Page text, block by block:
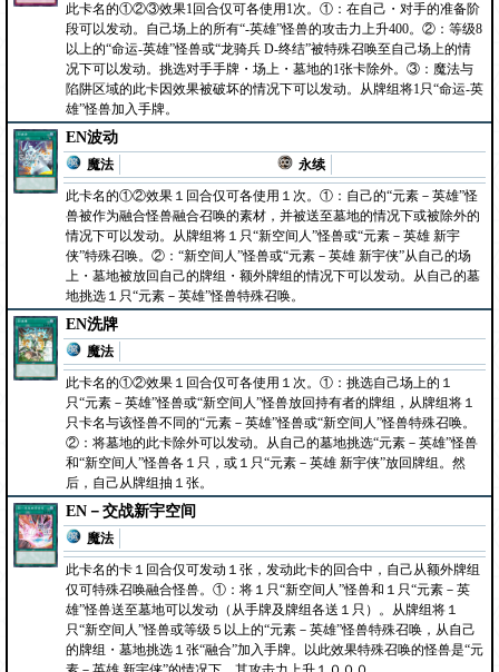
此卡名的①②③效果1回合仅可各使用1次。①：在自己・对手的准备阶
段可以发动。自己场上的所有“-英雄”怪兽的攻击力上升400。②：等级8
以上的“命运-英雄”怪兽或“龙骑兵 D-终结”被特殊召唤至自己场上的情
况下可以发动。挑选对手手牌・场上・墓地的1张卡除外。③：魔法与
陷阱区域的此卡因效果被破坏的情况下可以发动。从牌组将1只“命运-英
雄”怪兽加入手牌。
EN波动
魔法
永续
此卡名的①②效果１回合仅可各使用１次。①：自己的“元素－英雄”怪
兽被作为融合怪兽融合召唤的素材，并被送至墓地的情况下或被除外的
情况下可以发动。从牌组将１只“新空间人”怪兽或“元素－英雄 新宇
侠”特殊召唤。②：“新空间人”怪兽或“元素－英雄 新宇侠”从自己的场
上・墓地被放回自己的牌组・额外牌组的情况下可以发动。从自己的墓
地挑选１只“元素－英雄”怪兽特殊召唤。
EN洗牌
魔法
此卡名的①②效果１回合仅可各使用１次。①：挑选自己场上的１
只“元素－英雄”怪兽或“新空间人”怪兽放回持有者的牌组，从牌组将１
只卡名与该怪兽不同的“元素－英雄”怪兽或“新空间人”怪兽特殊召唤。
②：将墓地的此卡除外可以发动。从自己的墓地挑选“元素－英雄”怪兽
和“新空间人”怪兽各１只，或１只“元素－英雄 新宇侠”放回牌组。然
后，自己从牌组抽１张。
EN－交战新宇空间
魔法
此卡名的卡１回合仅可发动１张，发动此卡的回合中，自己从额外牌组
仅可特殊召唤融合怪兽。①：将１只“新空间人”怪兽和１只“元素－英
雄”怪兽送至墓地可以发动（从手牌及牌组各送１只）。从牌组将１
只“新空间人”怪兽或等级５以上的“元素－英雄”怪兽特殊召唤，从自己
的牌组・墓地挑选１张“融合”加入手牌。以此效果特殊召唤的怪兽是“元